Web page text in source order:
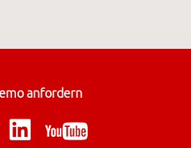
anfordern